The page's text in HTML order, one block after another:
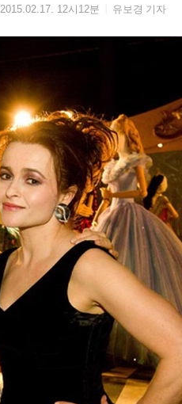
2015.02.17. 12시12분 유보경 기자